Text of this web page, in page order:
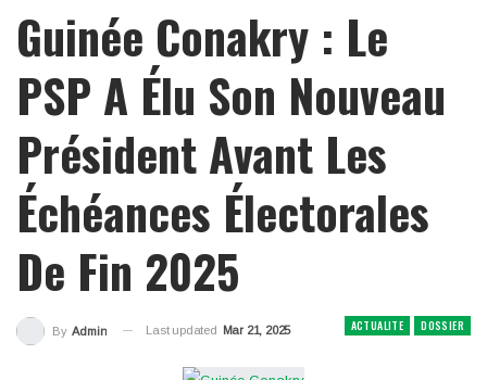
Guinée Conakry : Le
PSP A Élu Son Nouveau
Président Avant Les
Échéances Électorales
De Fin 2025
ACTUALITE DOSSIER
By Admin Last updated Mar 21, 2025